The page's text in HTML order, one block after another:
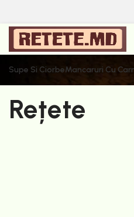
Supe Si CiorbeMancaruri Cu
Rețete